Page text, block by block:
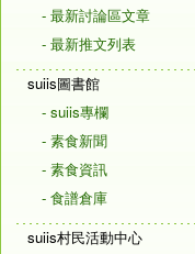
- 最新討論區文章
- 最新推文列表
suiis圖書館
- suiis專欄
- 素食新聞
- 素食資訊
- 食譜倉庫
suiis村民活動中心